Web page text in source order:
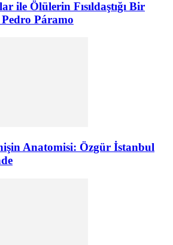
ile Ölülerin Fısıldaştığı Bir
Páramo
Anatomisi: Özgür İstanbul